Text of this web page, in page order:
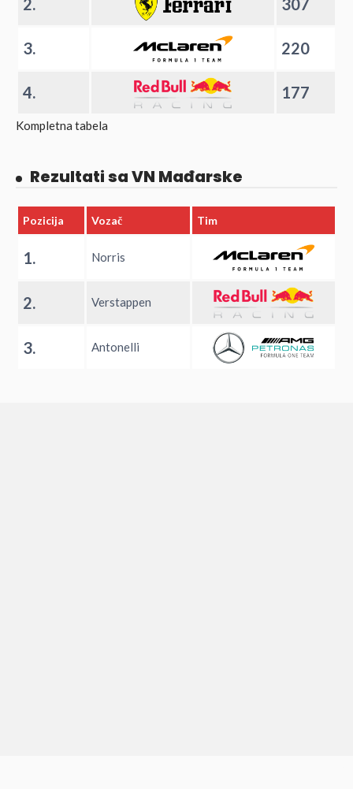
2. 307
3. 220
4. 177
Kompletna tabela
Rezultati sa VN Mađarske
Pozicija Vozač Tim
1. Norris
2. Verstappen
3. Antonelli